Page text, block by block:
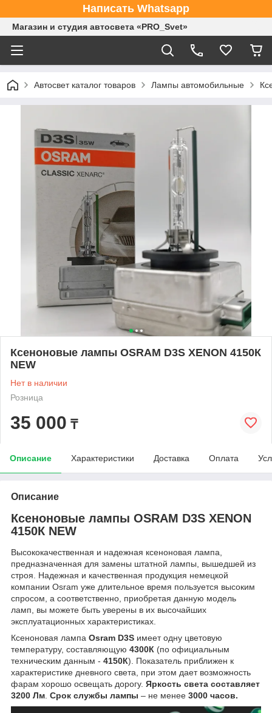
Написать Whatsapp
Магазин и студия автосвета «PRO_Svet»
Автосвет каталог товаров Лампы автомобильные
Ксеноновые лампы OSRAM D3S XENON 4150К
NEW
Нет в наличии
Розница
35 000 ₸
Описание Характеристики Доставка Оплата
Описание
Ксеноновые лампы OSRAM D3S XENON
4150К NEW
Высококачественная и надежная ксеноновая лампа,
предназначенная для замены штатной лампы, вышедшей из
строя. Надежная и качественная продукция немецкой
компании Osram уже длительное время пользуется высоким
спросом, а соответственно, приобретая данную модель
ламп, вы можете быть уверены в их высочайших
эксплуатационных характеристиках.
Ксеноновая лампа Osram D3S имеет одну цветовую
температуру, составляющую 4300К (по официальным
техническим данным - 4150К). Показатель приближен к
характеристике дневного света, при этом дает возможность
фарам хорошо освещать дорогу. Яркость света составляет
3200 Лм. Срок службы лампы – не менее 3000 часов.